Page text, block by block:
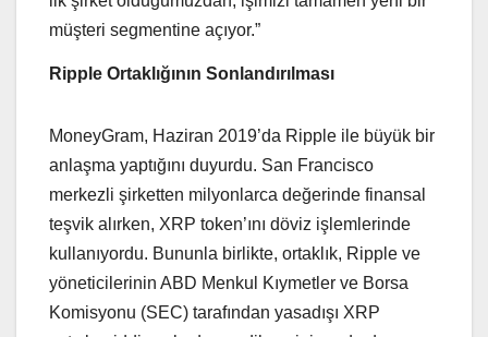
müşteri segmentine açıyor.”
Ripple Ortaklığının Sonlandırılması
MoneyGram, Haziran 2019’da Ripple ile büyük bir
anlaşma yaptığını duyurdu. San Francisco
merkezli şirketten milyonlarca değerinde finansal
teşvik alırken, XRP token’ını döviz işlemlerinde
kullanıyordu. Bununla birlikte, ortaklık, Ripple ve
yöneticilerinin ABD Menkul Kıymetler ve Borsa
Komisyonu (SEC) tarafından yasadışı XRP